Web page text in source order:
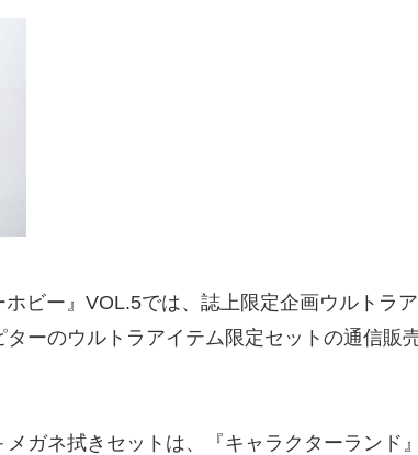
ビー』VOL.5では、誌上限定企画ウルトラ
ーのウルトラアイテム限定セットの通信販
ガネ拭きセットは、『キャラクターランド